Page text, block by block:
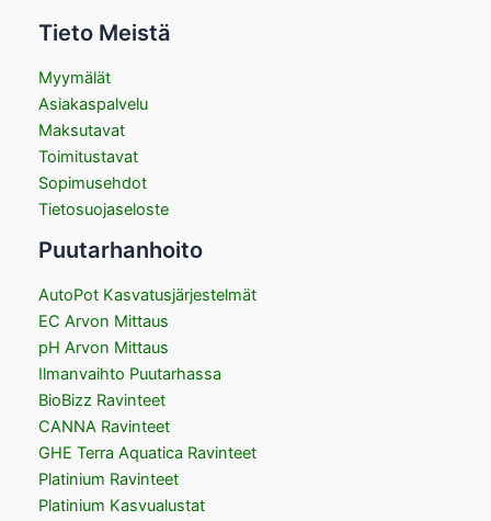
Tieto Meistä
Myymälät
Asiakaspalvelu
Maksutavat
Toimitustavat
Sopimusehdot
Tietosuojaseloste
Puutarhanhoito
AutoPot Kasvatusjärjestelmät
EC Arvon Mittaus
pH Arvon Mittaus
Ilmanvaihto Puutarhassa
BioBizz Ravinteet
CANNA Ravinteet
GHE Terra Aquatica Ravinteet
Platinium Ravinteet
Platinium Kasvualustat